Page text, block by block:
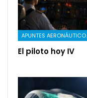
El piloto hoy IV